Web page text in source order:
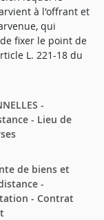
à l'offrant et
qui
fixer le point de
L. 221-18 du
-
- Lieu de
de biens et
-
- Contrat